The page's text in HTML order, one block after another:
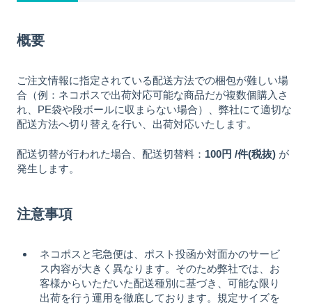
概要
ご注文情報に指定されている配送方法での梱包が難しい場
合（例：ネコポスで出荷対応可能な商品だが複数個購入さ
れ、PE袋や段ボールに収まらない場合）、弊社にて適切な
配送方法へ切り替えを行い、出荷対応いたします。
配送切替が行われた場合、配送切替料： 100円 /件(税抜) が
発生します。
注意事項
ネコポスと宅急便は、ポスト投函か対面かのサービ
ス内容が大きく異なります。そのため弊社では、お
客様からいただいた配送種別に基づき、可能な限り
出荷を行う運用を徹底しております。規定サイズを